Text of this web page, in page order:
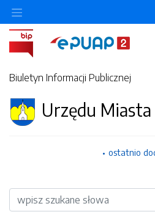
Biuletyn Informacji Publicznej
Urzędu
ostatnio
Wyszukiwarka